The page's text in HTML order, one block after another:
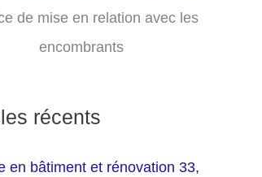
de mise en relation avec les
encombrants
récents
en bâtiment et rénovation 33,